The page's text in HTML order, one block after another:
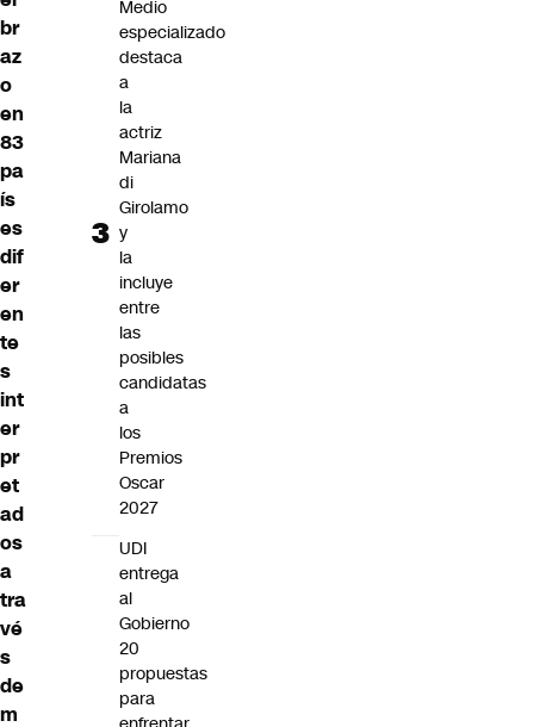
br
az
o
en
83
pa
ís
es
dif
er
en
te
s
int
er
pr
et
ad
os
a
tra
vé
s
de
m
Medio
especializado
destaca
a
la
actriz
Mariana
di
Girolamo
y
la
incluye
entre
las
posibles
candidatas
a
los
Premios
Oscar
2027
UDI
entrega
al
Gobierno
20
propuestas
para